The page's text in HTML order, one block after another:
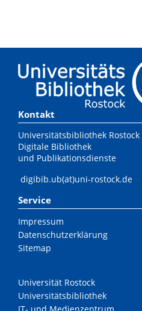
Kontakt
Universitätsbibliothek Rostock
Digitale Bibliothek
und Publikationsdienste
digibib.ub(at)uni-rostock.de
Service
Impressum
Datenschutzerklärung
Sitemap
Universität Rostock
Universitätsbibliothek
IT- und Medienzentrum